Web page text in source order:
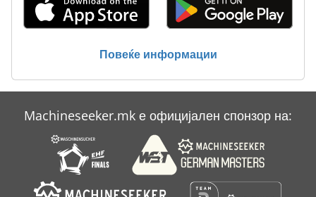
Case Ih 9330
Case Ih Maxxum 5120
Case Ih Maxxum 5140
Case Ih Mx 230
Повеќе информации
Machineseeker.mk е официјален спонзор на: